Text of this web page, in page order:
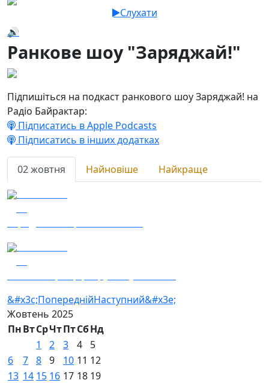
Слухати
🔊
Ранкове шоу "Заряджай!"
Підпишіться на подкаст ранкового шоу Заряджай! на
Радіо Байрактар:
Підписатись в Apple Podcasts
Підписатись в інших додатках
02 жовтня Найновіше
Найкраще
&#x3c;ПопереднійНаступний&#x3e;
Жовтень 2025
ПнВтСрЧтПтСбНд
1
2 3 4
5
6
7 8 9 10 11 12
13 14 15 16 17 18 19